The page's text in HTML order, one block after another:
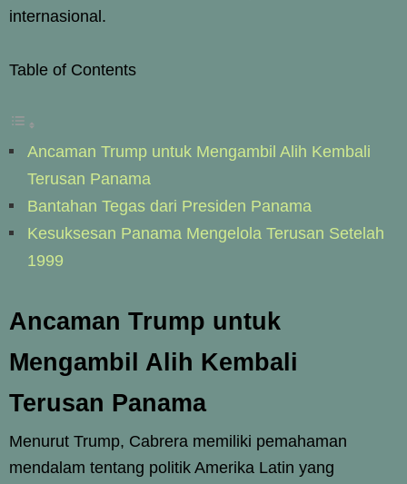
internasional.
Table of Contents
Ancaman Trump untuk Mengambil Alih Kembali
Terusan Panama
Bantahan Tegas dari Presiden Panama
Kesuksesan Panama Mengelola Terusan Setelah
1999
Ancaman Trump untuk
Mengambil Alih Kembali
Terusan Panama
Menurut Trump, Cabrera memiliki pemahaman
mendalam tentang politik Amerika Latin yang